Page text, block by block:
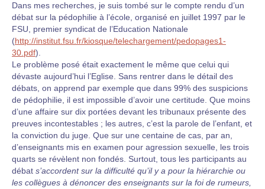
Dans mes recherches, je suis tombé sur le compte rendu d’un
débat sur la pédophilie à l’école, organisé en juillet 1997 par le
FSU, premier syndicat de l’Education Nationale
(http://institut.fsu.fr/kiosque/telechargement/pedopages1-
30.pdf).
Le problème posé était exactement le même que celui qui
dévaste aujourd’hui l’Eglise. Sans rentrer dans le détail des
débats, on apprend par exemple que dans 99% des suspicions
de pédophilie, il est impossible d’avoir une certitude. Que moins
d’une affaire sur dix portées devant les tribunaux présente des
preuves incontestables ; les autres, c’est la parole de l’enfant, et
la conviction du juge. Que sur une centaine de cas, par an,
d’enseignants mis en examen pour agression sexuelle, les trois
quarts se révèlent non fondés. Surtout, tous les participants au
débat s’accordent sur la difficulté qu’il y a pour la hiérarchie ou
les collègues à dénoncer des enseignants sur la foi de rumeurs,